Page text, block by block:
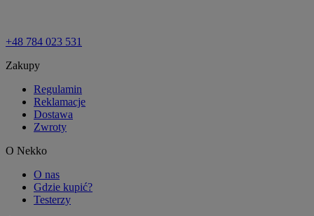
+48 784 023 531
Zakupy
Regulamin
Reklamacje
Dostawa
Zwroty
O Nekko
O nas
Gdzie kupić?
Testerzy